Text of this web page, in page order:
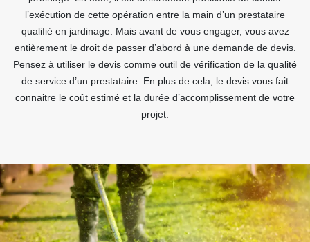
l’exécution de cette opération entre la main d’un prestataire
qualifié en jardinage. Mais avant de vous engager, vous avez
entièrement le droit de passer d’abord à une demande de devis.
Pensez à utiliser le devis comme outil de vérification de la qualité
de service d’un prestataire. En plus de cela, le devis vous fait
connaitre le coût estimé et la durée d’accomplissement de votre
projet.